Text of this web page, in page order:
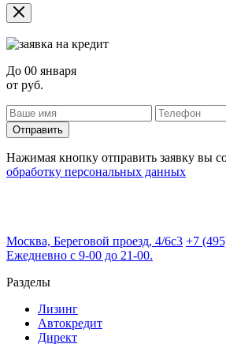
До 00 января
от руб.
Отправить
Нажимая кнопку отправить заявку вы
обработку персональных данных
Москва, Береговой проезд, 4/6с3 +7
Ежедневно с 9-00 до 21-00.
Разделы
Лизинг
Автокредит
Директ